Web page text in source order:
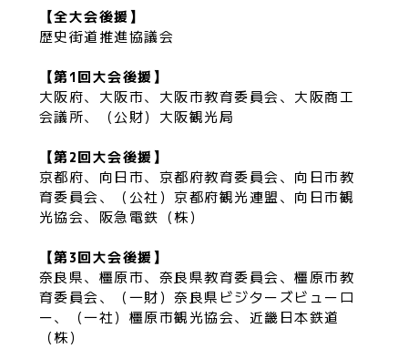
【全大会後援】
歴史街道推進協議会
【第1回大会後援】
大阪府、大阪市、大阪市教育委員会、大阪商工
会議所、（公財）大阪観光局
【第2回大会後援】
京都府、向日市、京都府教育委員会、向日市教
育委員会、（公社）京都府観光連盟、向日市観
光協会、阪急電鉄（株）
【第3回大会後援】
奈良県、橿原市、奈良県教育委員会、橿原市教
育委員会、（一財）奈良県ビジターズビューロ
ー、（一社）橿原市観光協会、近畿日本鉄道
（株）